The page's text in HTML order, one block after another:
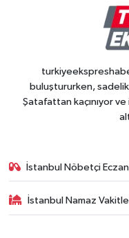
buluştururken,
Şatafattan kaçınıyor
İstanbul Nöbetçi
İstanbul Namaz